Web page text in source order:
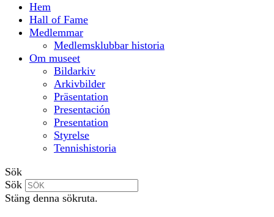
Hem
Hall of Fame
Medlemmar
Medlemsklubbar historia
Om museet
Bildarkiv
Arkivbilder
Präsentation
Presentación
Presentation
Styrelse
Tennishistoria
Sök
Sök
Stäng denna sökruta.